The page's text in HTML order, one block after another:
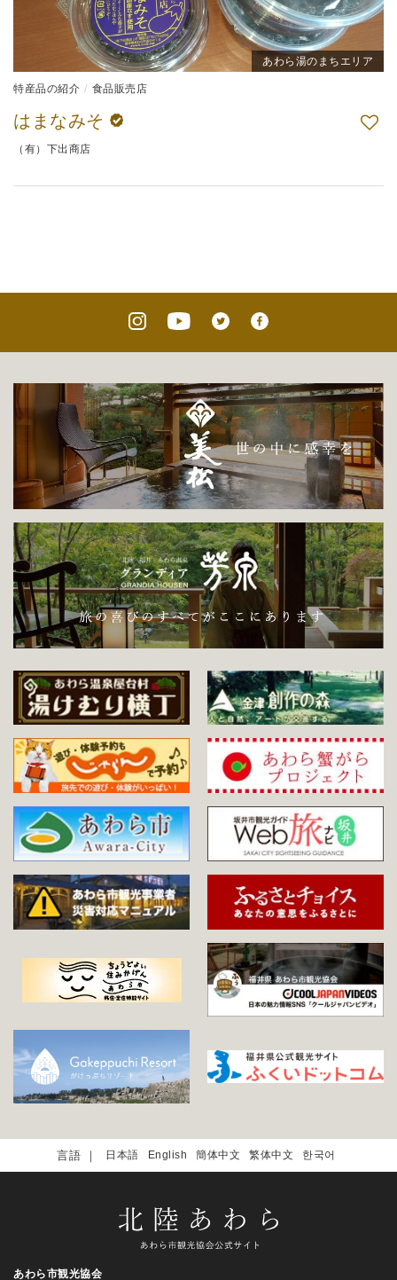
あわら湯のまちエリア
特産品の紹介 食品販売店
はまなみそ
（有）下出商店
日本語 English 簡体中文 繁体中文 한국어
あわら市観光協会